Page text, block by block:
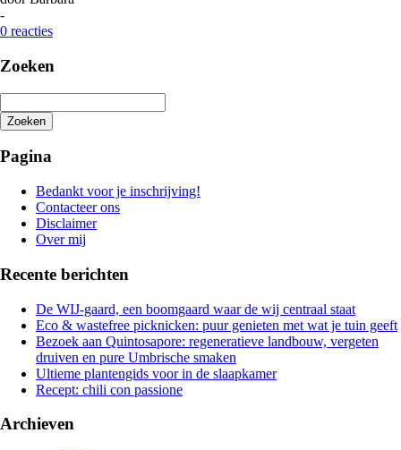
-
0 reacties
Zoeken
Zoeken
zoeken
Pagina
Bedankt voor je inschrijving!
Contacteer ons
Disclaimer
Over mij
Recente berichten
De WIJ-gaard, een boomgaard waar de wij centraal staat
Eco & wastefree picknicken: puur genieten met wat je tuin geeft
Bezoek aan Quintosapore: regeneratieve landbouw, vergeten
druiven en pure Umbrische smaken
Ultieme plantengids voor in de slaapkamer
Recept: chili con passione
Archieven